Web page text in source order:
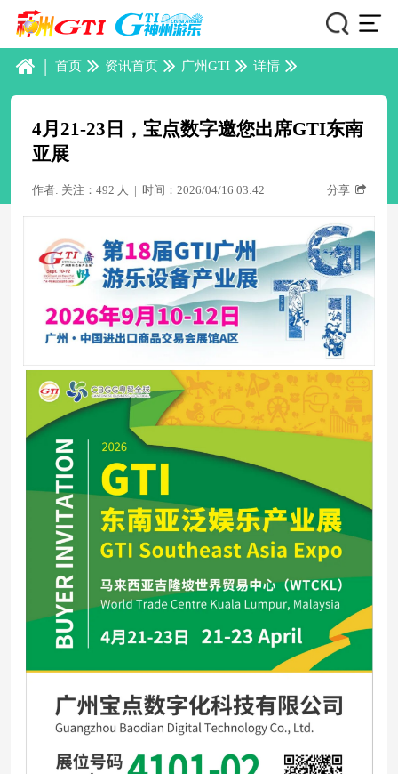
| 首页 资讯首页 广州GTI 详情
4月21-23日，宝点数字邀您出席GTI东南
亚展
作者: 关注：492 人 | 时间：2026/04/16 03:42 分享